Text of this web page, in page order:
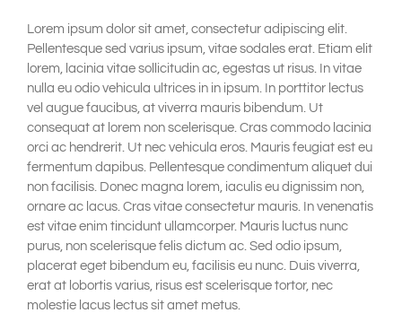
Lorem ipsum dolor sit amet, consectetur adipiscing elit.
Pellentesque sed varius ipsum, vitae sodales erat. Etiam elit
lorem, lacinia vitae sollicitudin ac, egestas ut risus. In vitae
nulla eu odio vehicula ultrices in in ipsum. In porttitor lectus
vel augue faucibus, at viverra mauris bibendum. Ut
consequat at lorem non scelerisque. Cras commodo lacinia
orci ac hendrerit. Ut nec vehicula eros. Mauris feugiat est eu
fermentum dapibus. Pellentesque condimentum aliquet dui
non facilisis. Donec magna lorem, iaculis eu dignissim non,
ornare ac lacus. Cras vitae consectetur mauris. In venenatis
est vitae enim tincidunt ullamcorper. Mauris luctus nunc
purus, non scelerisque felis dictum ac. Sed odio ipsum,
placerat eget bibendum eu, facilisis eu nunc. Duis viverra,
erat at lobortis varius, risus est scelerisque tortor, nec
molestie lacus lectus sit amet metus.